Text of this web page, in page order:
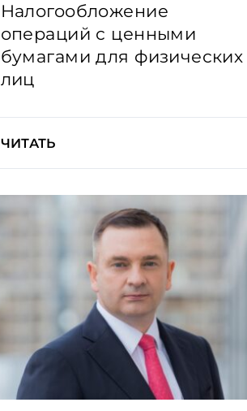
Налогообложение
операций с ценными
бумагами для физических
лиц
ЧИТАТЬ